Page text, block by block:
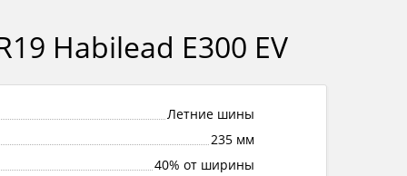
Habilead E300 EV
Летние шины
235 мм
40% от ширины